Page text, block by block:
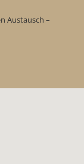
Austausch –